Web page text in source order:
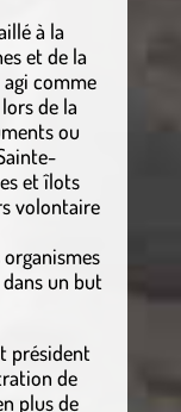
à la
et de la
comme
de la
ou
et îlots
volontaire
un but
président
de
plus de